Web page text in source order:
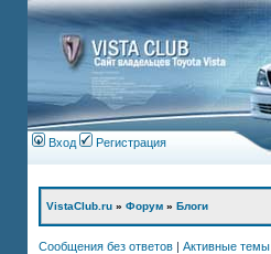
Вход Регистрация
VistaClub.ru » Форум » Блоги
Сообщения без ответов | Активные темы